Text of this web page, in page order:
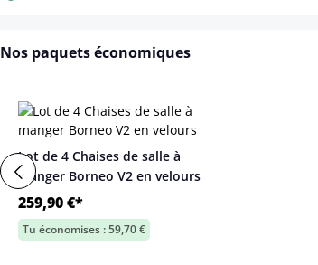
Nos paquets économiques
Lot de 4 Chaises de salle à
manger Borneo V2 en velours
259,90 €*
Tu économises : 59,70 €